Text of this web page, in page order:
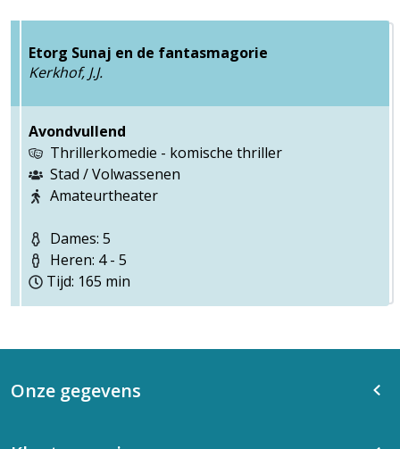
Etorg Sunaj en de fantasmagorie
Kerkhof, J.J.
Avondvullend
Thrillerkomedie - komische thriller
Stad / Volwassenen
Amateurtheater
Dames: 5
Heren: 4 - 5
Tijd: 165 min
Onze gegevens